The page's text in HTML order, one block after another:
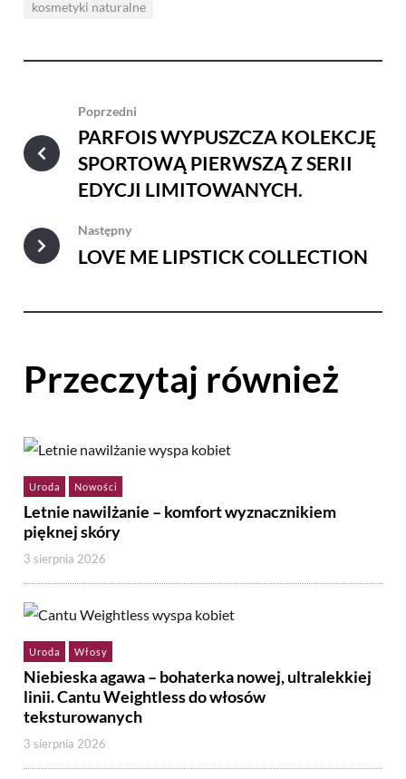
kosmetyki naturalne
Poprzedni
PARFOIS WYPUSZCZA KOLEKCJĘ
SPORTOWĄ PIERWSZĄ Z SERII
EDYCJI LIMITOWANYCH.
Następny
LOVE ME LIPSTICK COLLECTION
Przeczytaj również
Uroda Nowości
Letnie nawilżanie – komfort wyznacznikiem
pięknej skóry
3 sierpnia 2026
Uroda Włosy
Niebieska agawa – bohaterka nowej, ultralekkiej
linii. Cantu Weightless do włosów
teksturowanych
3 sierpnia 2026